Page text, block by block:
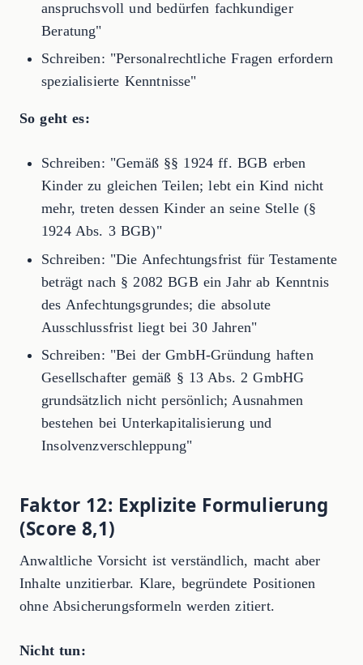
anspruchsvoll und bedürfen fachkundiger
Beratung"
Schreiben: "Personalrechtliche Fragen erfordern
spezialisierte Kenntnisse"
So geht es:
Schreiben: "Gemäß §§ 1924 ff. BGB erben
Kinder zu gleichen Teilen; lebt ein Kind nicht
mehr, treten dessen Kinder an seine Stelle (§
1924 Abs. 3 BGB)"
Schreiben: "Die Anfechtungsfrist für Testamente
beträgt nach § 2082 BGB ein Jahr ab Kenntnis
des Anfechtungsgrundes; die absolute
Ausschlussfrist liegt bei 30 Jahren"
Schreiben: "Bei der GmbH-Gründung haften
Gesellschafter gemäß § 13 Abs. 2 GmbHG
grundsätzlich nicht persönlich; Ausnahmen
bestehen bei Unterkapitalisierung und
Insolvenzverschleppung"
Faktor 12: Explizite Formulierung
(Score 8,1)
Anwaltliche Vorsicht ist verständlich, macht aber
Inhalte unzitierbar. Klare, begründete Positionen
ohne Absicherungsformeln werden zitiert.
Nicht tun: